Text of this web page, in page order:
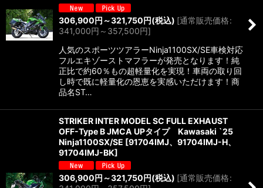
306,900円 ～321,750円(税込) [通常販売価格:
341,000円 ～357,500円]
人気のスポーツツアラーNinja1100SX/SE車検対応
フルエキゾーストマフラーが発売となります！純
正比で約60％もの超軽量化を実現！車両の取り回
し時で既に軽量化の恩恵を実感いただけます！商
品名ST…
STRIKER INTER MODEL SC FULL EXHAUST
OFF-Type B JMCA UPタイプ Kawasaki `25
Ninja1100SX/SE [91704IMJ、91704IMJ-H、
91704IMJ-BK]
306,900円 ～321,750円(税込) [通常販売価格: